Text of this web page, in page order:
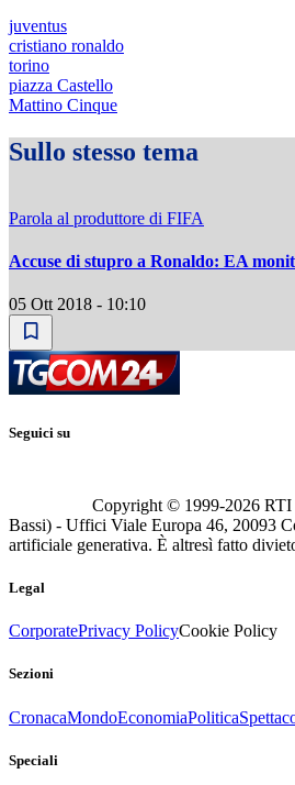
juventus
cristiano ronaldo
torino
piazza Castello
Mattino Cinque
Sullo stesso tema
Parola al produttore di FIFA
Accuse di stupro a Ronaldo: EA
05 Ott 2018 - 10:10
Seguici su
Copyright © 1999-2026 RTI
Bassi) - Uffici Viale Europa 46, 20093
artificiale generativa. È altresì fatto
Legal
CorporatePrivacy PolicyCookie Policy
Sezioni
CronacaMondoEconomiaPolitica
Speciali